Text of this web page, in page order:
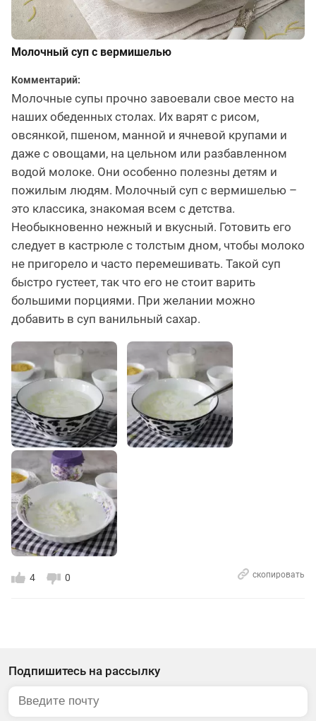
Молочный суп с вермишелью
Комментарий:
Молочные супы прочно завоевали свое место на
наших обеденных столах. Их варят с рисом,
овсянкой, пшеном, манной и ячневой крупами и
даже с овощами, на цельном или разбавленном
водой молоке. Они особенно полезны детям и
пожилым людям. Молочный суп с вермишелью –
это классика, знакомая всем с детства.
Необыкновенно нежный и вкусный. Готовить его
следует в кастрюле с толстым дном, чтобы молоко
не пригорело и часто перемешивать. Такой суп
быстро густеет, так что его не стоит варить
большими порциями. При желании можно
добавить в суп ванильный сахар.
4 0 скопировать
Подпишитесь на рассылку